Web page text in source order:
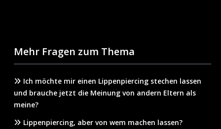
Mehr Fragen zum Thema
Ich möchte mir einen Lippenpiercing stechen lassen
und brauche jetzt die Meinung von andern Eltern als
meine?
Lippenpiercing, aber von wem machen lassen?